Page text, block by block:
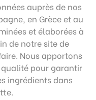
auprès de nos
en Grèce et au
et élaborées à
de notre site de
Nous apportons
pour garantir
ingrédients dans